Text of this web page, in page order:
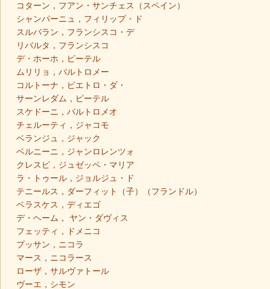
コターン，フアン・サンチェス（スペイン）
シャンパーニュ，フィリップ・ド
スルバラン，フランシスコ・デ
リバルタ，フランシスコ
デ・ホーホ，ピーテル
ムリリョ，バルトロメー
コルトーナ，ピエトロ・ダ・
サーンレダム，ピーテル
スケドーニ，バルトロメオ
チェルーティ，ジャコモ
ベランジュ，ジャック
ベルニーニ，ジャンロレンツォ
クレスピ，ジュゼッペ・マリア
ラ・トゥール，ジョルジュ・ド
テニールス，ダーフィット（子）（フランドル）
ベラスケス，ディエゴ
デ・ヘーム， ヤン・ダヴィス
フェッティ，ドメニコ
プッサン，ニコラ
マース，ニコラース
ローザ，サルヴァトール
ヴーエ，シモン